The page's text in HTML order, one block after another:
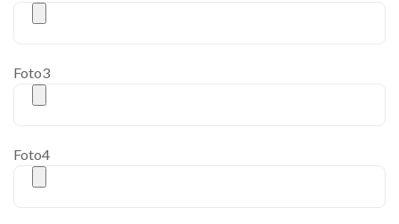
Foto3
Foto4